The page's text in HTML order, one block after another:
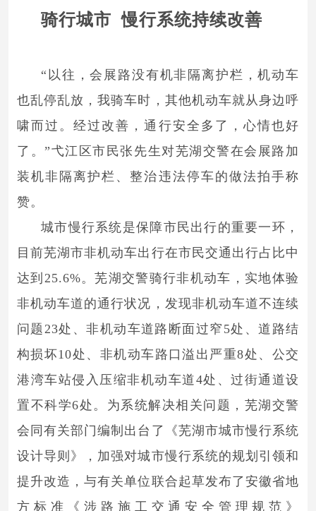
骑行城市 慢行系统持续改善
“以往，会展路没有机非隔离护栏，机动车
也乱停乱放，我骑车时，其他机动车就从身边呼
啸而过。经过改善，通行安全多了，心情也好
了。”弋江区市民张先生对芜湖交警在会展路加
装机非隔离护栏、整治违法停车的做法拍手称
赞。
城市慢行系统是保障市民出行的重要一环，
目前芜湖市非机动车出行在市民交通出行占比中
达到25.6%。芜湖交警骑行非机动车， 实地体验
非机动车道的通行状况，发现非机动车道不连续
问题23处、非机动车道路断面过窄5处、道路结
构损坏10处、非机动车路口溢出严重8处、公交
港湾车站侵入压缩非机动车道4处、过街通道设
置不科学6处。为系统解决相关问题，芜湖交警
会同有关部门编制出 台了《芜湖市城市慢行系统
设计导则》，加强对城市慢行系统的规划引领和
提升改造，与有关单位联合起草发布了安徽省地
方标准《涉路施工交通安全管理规范》